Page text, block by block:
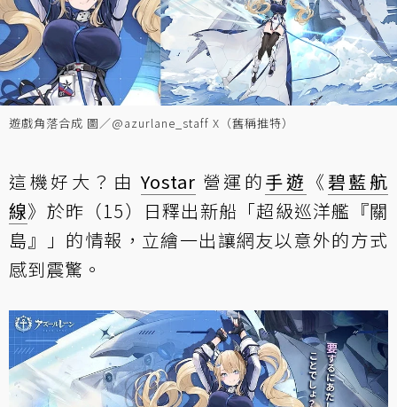
遊戲角落合成 圖／@azurlane_staff X（舊稱推特）
這機好大？由Yostar 營運的手遊 《 碧藍航
線》於昨（15）日釋出新船「超級巡洋艦『關
島』」的情報，立繪一出讓網友以意外的方式
感到震驚。